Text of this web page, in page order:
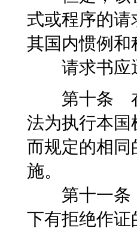
式或程序的
其国内惯例和
请求书应
第十条 在
法为执行本国
而规定的相同
施。
第十一条
下有拒绝作证